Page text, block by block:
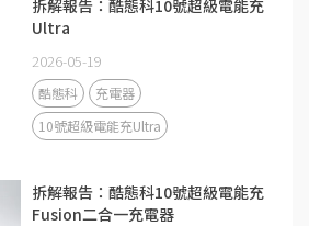
拆解報告：酷態科10號超級電能充
Ultra
2026-05-19
酷態科
充電器
10號超級電能充Ultra
拆解報告：酷態科10號超級電能充
Fusion二合一充電器